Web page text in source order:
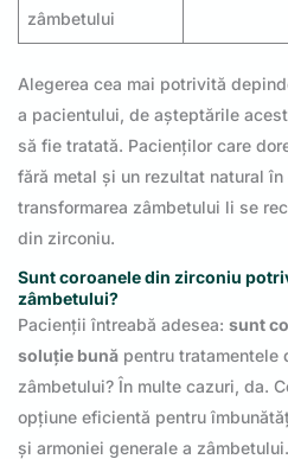
zâmbetului
Alegerea cea mai potrivită
a pacientului, de așteptările
să fie tratată. Pacienților care
fără metal și un rezultat natural
transformarea zâmbetului li se
din zirconiu.
Sunt coroanele din zirconiu
zâmbetului?
Pacienții întreabă adesea: sunt
soluție bună pentru tratamentele
zâmbetului? În multe cazuri, da.
opțiune eficientă pentru
și armoniei generale a